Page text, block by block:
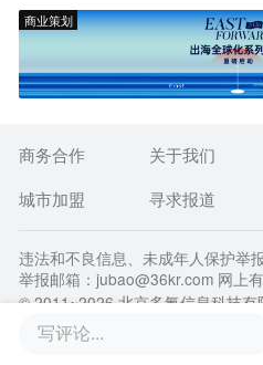
商业策划
写评论...
商务合作 关于我们
城市加盟
寻求报道
违法和不良信息、未成年人保护举
举报邮箱：jubao@36kr.com 网上
© 2011~2026北京多氪信息科技有
京ICP证150143号 | 京公网安备